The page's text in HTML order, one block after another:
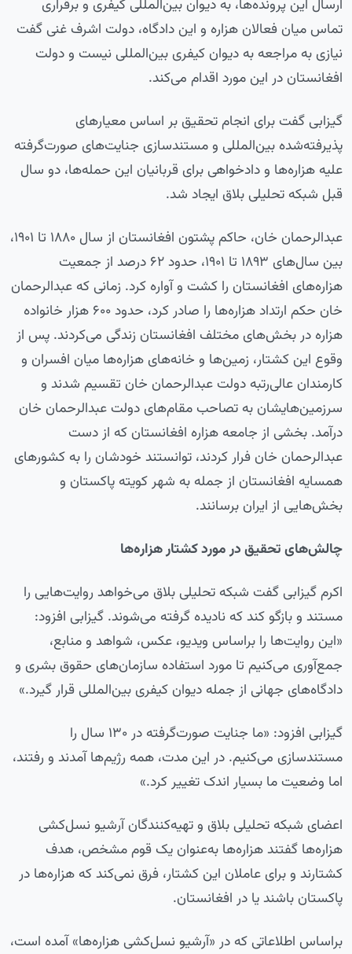
ارسال این پرونده‌ها، به دیوان بین‌المللی کیفری و برقراری
تماس میان فعالان هزاره و این دادگاه، دولت اشرف غنی گفت
نیازی به مراجعه به دیوان کیفری بین‌المللی نیست و دولت
افغانستان در این مورد اقدام می‌کند.
گیزابی گفت برای انجام تحقیق بر اساس معیارهای
پذیرفته‌شده بین‌المللی و مستندسازی جنایت‌های صورت‌گرفته
علیه هزاره‌ها و دادخواهی برای قربانیان این حمله‌ها، دو سال
قبل شبکه تحلیلی بلاق ایجاد شد.
عبدالرحمان خان، حاکم پشتون افغانستان از سال ۱۸۸۰ تا ۱۹۰۱،
بین سال‌های ۱۸۹۳ تا ۱۹۰۱، حدود ۶۲ درصد از جمعیت
هزاره‌های افغانستان را کشت و آواره کرد. زمانی‌ که عبدالرحمان
خان حکم ارتداد هزاره‌ها را صادر کرد، حدود ۶۰۰ هزار خانواده
هزاره در بخش‌های مختلف افغانستان زندگی می‌کردند. پس از
وقوع این کشتار، زمین‌ها و خانه‌های هزاره‌ها میان افسران و
کارمندان عالی‌رتبه دولت عبدالرحمان خان تقسیم شدند و
سرزمین‌هایشان به تصاحب مقام‌های دولت عبدالرحمان خان
درآمد. بخشی از جامعه هزاره افغانستان که از دست
عبدالرحمان خان فرار کردند، توانستند خودشان را به کشورهای
همسایه افغانستان از جمله به شهر کویته پاکستان و
بخش‌هایی از ایران برسانند.
چالش‌های تحقیق در مورد کشتار هزاره‌ها
اکرم گیزابی گفت شبکه تحلیلی بلاق می‌خواهد روایت‌هایی را
مستند و بازگو کند که نادیده گرفته می‌شوند. گیزابی افزود:
«این روایت‌ها را براساس ویدیو، عکس، شواهد و منابع،
جمع‌آوری می‌کنیم تا مورد استفاده سازمان‌های حقوق بشری و
دادگاه‌های جهانی از جمله دیوان کیفری بین‌المللی قرار گیرد.»
گیزابی افزود: «ما جنایت صورت‌گرفته در ۱۳۰ سال را
مستندسازی می‌کنیم. در این مدت، همه رژیم‌ها آمدند و رفتند،
اما وضعیت ما بسیار اندک تغییر کرد.»
اعضای شبکه تحلیلی بلاق و تهیه‌کنندگان آرشیو نسل‌کشی
هزاره‌ها گفتند هزاره‌ها به‌عنوان یک قوم مشخص، هدف
کشتارند و برای عاملان این کشتار، فرق نمی‌کند که هزاره‌ها در
پاکستان باشند یا در افغانستان.
براساس اطلاعاتی که در «آرشیو نسل‌کشی هزاره‌ها» آمده است،